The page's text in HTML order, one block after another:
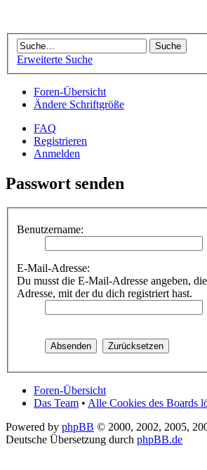
Erweiterte Suche
Foren-Übersicht
Ändere Schriftgröße
FAQ
Registrieren
Anmelden
Passwort senden
Benutzername:
E-Mail-Adresse:
Du musst die E-Mail-Adresse angeben,
Adresse, mit der du dich registriert hast.
Foren-Übersicht
Das Team • Alle Cookies des Boards
Powered by phpBB © 2000, 2002, 2005,
Deutsche Übersetzung durch phpBB.de